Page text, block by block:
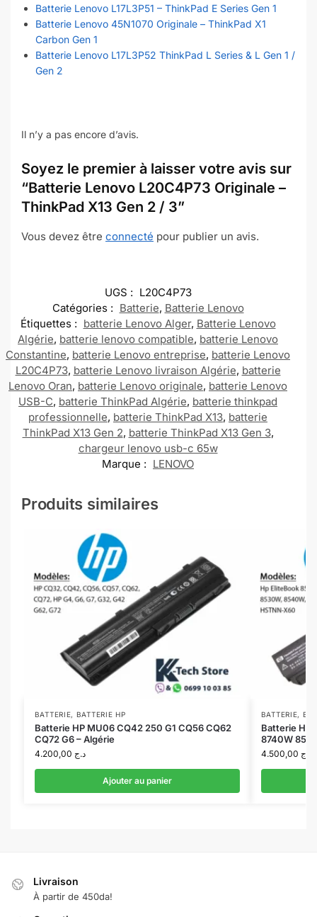
Batterie Lenovo L17L3P51 – ThinkPad E Series Gen 1
Batterie Lenovo 45N1070 Originale – ThinkPad X1
Carbon Gen 1
Batterie Lenovo L17L3P52 ThinkPad L Series & L Gen 1 /
Gen 2
Il n’y a pas encore d’avis.
Soyez le premier à laisser votre avis sur
“Batterie Lenovo L20C4P73 Originale –
ThinkPad X13 Gen 2 / 3”
Vous devez être connecté pour publier un avis.
UGS : L20C4P73
Catégories : Batterie, Batterie Lenovo
Étiquettes : batterie Lenovo Alger, Batterie Lenovo
Algérie, batterie lenovo compatible, batterie Lenovo
Constantine, batterie Lenovo entreprise, batterie Lenovo
L20C4P73, batterie Lenovo livraison Algérie, batterie
Lenovo Oran, batterie Lenovo originale, batterie Lenovo
USB-C, batterie ThinkPad Algérie, batterie thinkpad
professionnelle, batterie ThinkPad X13, batterie
ThinkPad X13 Gen 2, batterie ThinkPad X13 Gen 3,
chargeur lenovo usb-c 65w
Marque : LENOVO
Produits similaires
BATTERIE, BATTERIE HP
Batterie HP MU06 CQ42 250 G1 CQ56 CQ62
CQ72 G6 – Algérie
د.ج
Ajouter au panier
BATTERIE,
Batterie HP
8740W
د.ج
Livraison
À partir de 450da!